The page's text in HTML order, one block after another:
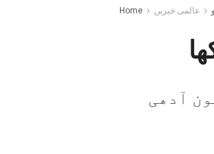
Home عالمی خبریں
آدھی